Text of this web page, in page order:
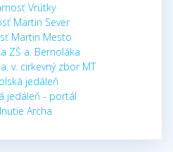
Vrútky
Martin Sever
Martin Mesto
ZŠ a. Bernoláka
v. cirkevný zbor MT
jedáleň
jedáleň - portál
Archa